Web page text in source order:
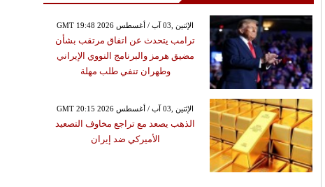
GMT 19:48 2026 الإثنين ,03 آب / أغسطس
ترامب يتحدث عن اتفاق مرتقب بشأن
مضيق هرمز والبرنامج النووي الإيراني
وطهران تنفي طلب مهلة
GMT 20:15 2026 الإثنين ,03 آب / أغسطس
الذهب يصعد مع تراجع مخاوف التصعيد
الأميركي ضد إيران